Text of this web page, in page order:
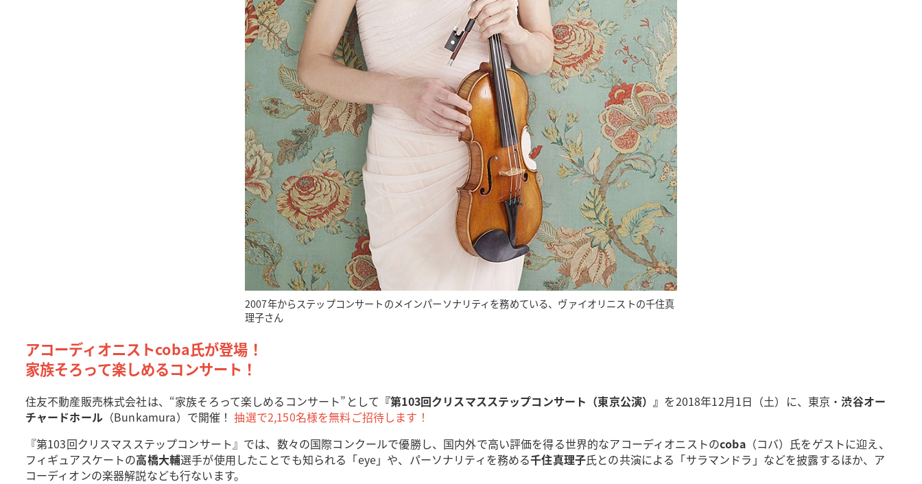
2007年からステップコンサートのメインパーソナリティを務めている、ヴァイオリニストの千住真
理子さん
アコーディオニストcoba氏が登場！
家族そろって楽しめるコンサート！
住友不動産販売株式会社は、“家族そろって楽しめるコンサート”として 『第103回クリスマスステップコンサート（東京公演）』 を2018年12月1日（土）に、東京・渋谷オー
チャードホール（Bunkamura）で開催！抽選で2,150名様を無料ご招待します！
『第103回クリスマスステップコンサート』では、数々の国際コンクールで優勝し、国内外で高い評価を得る世界的なアコーディオニストのcoba（コバ）氏をゲストに迎え、
フィギュアスケートの高橋大輔選手が使用したことでも知られる「eye」や、パーソナリティを務める千住真理子氏との共演による「サラマンドラ」などを披露するほか、ア
コーディオンの楽器解説なども行ないます。